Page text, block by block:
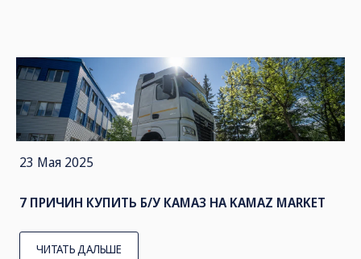
23 Мая 2025
7 ПРИЧИН КУПИТЬ Б/У КАМАЗ НА KAMAZ MARKET
ЧИТАТЬ ДАЛЬШЕ